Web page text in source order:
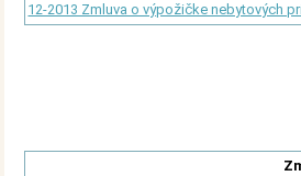
12-2013 Zmluva o výpožičke nebytových
Zmluvy